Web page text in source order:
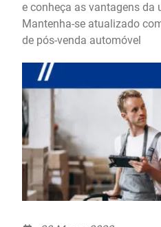
e conheça as vantagens da
Mantenha-se atualizado
de pós-venda automóvel​